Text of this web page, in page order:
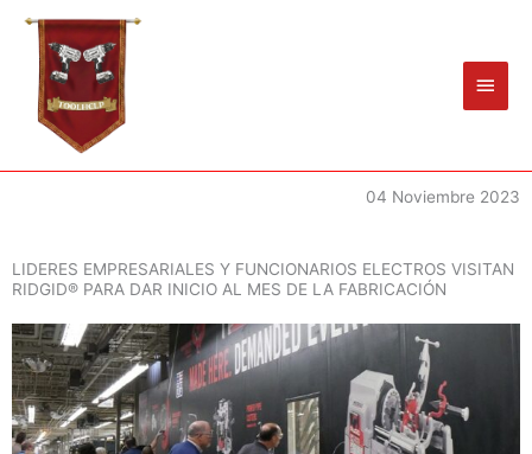
contenido
04 Noviembre 2023
LIDERES EMPRESARIALES Y FUNCIONARIOS ELECTROS VISITAN
RIDGID® PARA DAR INICIO AL MES DE LA FABRICACIÓN